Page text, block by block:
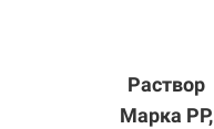
Раствор
Марка РР,